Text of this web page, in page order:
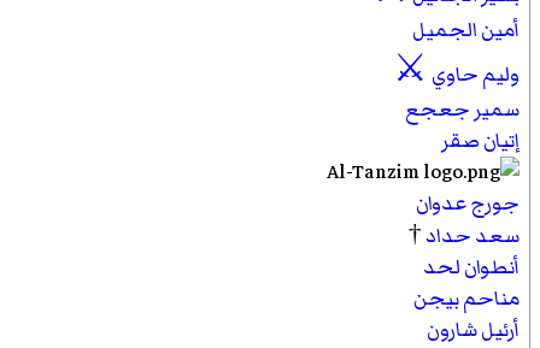
أمين الجميل
وليم حاوي ⚔
سمير جعجع
إتيان صقر
جورج عدوان
سعد حداد†
أنطوان لحد
مناحم بيجن
أرئيل شارون